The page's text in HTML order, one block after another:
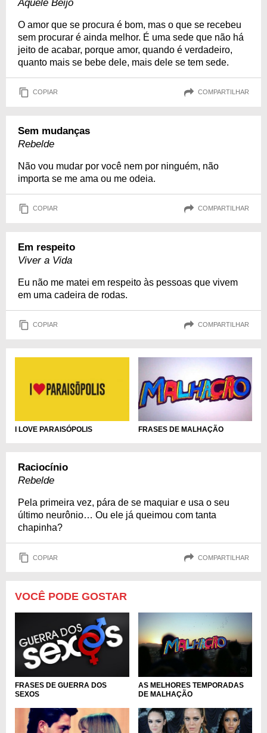
Aquele Beijo
O amor que se procura é bom, mas o que se recebeu
sem procurar é ainda melhor. É uma sede que não há
jeito de acabar, porque amor, quando é verdadeiro,
quanto mais se bebe dele, mais dele se tem sede.
COPIAR COMPARTILHAR
Sem mudanças
Rebelde
Não vou mudar por você nem por ninguém, não
importa se me ama ou me odeia.
COPIAR COMPARTILHAR
Em respeito
Viver a Vida
Eu não me matei em respeito às pessoas que vivem
em uma cadeira de rodas.
COPIAR COMPARTILHAR
I LOVE PARAISÓPOLIS FRASES DE MALHAÇÃO
Raciocínio
Rebelde
Pela primeira vez, pára de se maquiar e usa o seu
último neurônio… Ou ele já queimou com tanta
chapinha?
COPIAR COMPARTILHAR
VOCÊ PODE GOSTAR
FRASES DE GUERRA DOS
SEXOS
AS MELHORES TEMPORADAS
DE MALHAÇÃO